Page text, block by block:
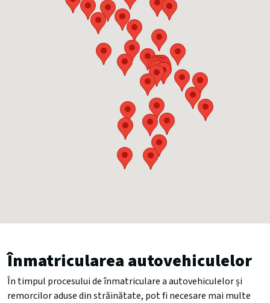
Înmatricularea autovehiculelor
În timpul procesului de înmatriculare a autovehiculelor și
remorcilor aduse din străinătate, pot fi necesare mai multe